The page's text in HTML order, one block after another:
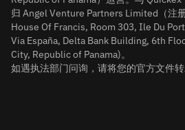
归 Angel Venture Partners Limited（注
House Of Francis, Room 303, Ile Du
Via España, Delta Bank Building, 6th
City, Republic of Panama)。
如遇执法部门问询，请将您的官方文件